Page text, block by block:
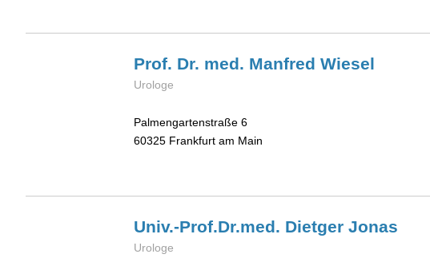
Prof. Dr. med. Manfred Wiesel
Urologe
Palmengartenstraße 6
60325 Frankfurt am Main
Univ.-Prof.Dr.med. Dietger Jonas
Urologe